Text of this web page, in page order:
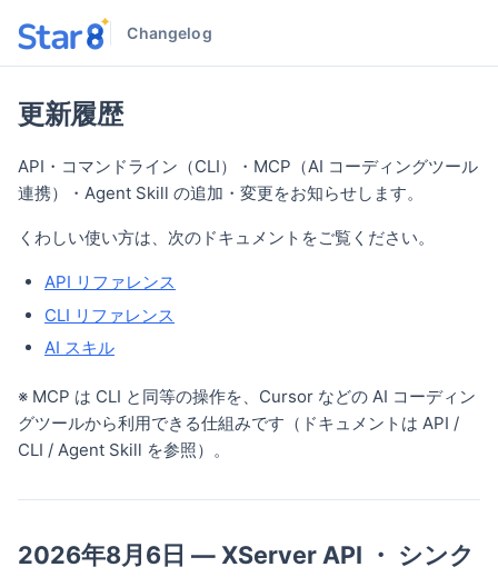
Changelog
更新履歴
API・コマンドライン（CLI）・MCP（AI コーディングツール
連携）・Agent Skill の追加・変更をお知らせします。
くわしい使い方は、次のドキュメントをご覧ください。
API リファレンス
CLI リファレンス
AI スキル
※ MCP は CLI と同等の操作を、Cursor などの AI コーディン
グツールから利用できる仕組みです（ドキュメントは API /
CLI / Agent Skill を参照）。
2026年8月6日 — XServer API ・ シンク